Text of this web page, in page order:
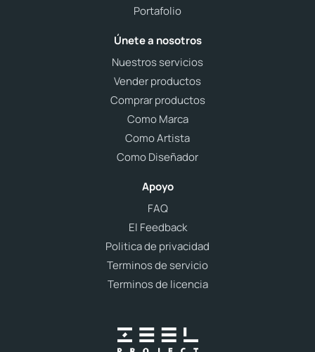
Portafolio
Únete a nosotros
Nuestros servicios
Vender productos
Comprar productos
Como Marca
Como Artista
Como Diseñador
Apoyo
FAQ
El Feedback
Politica de privacidad
Terminos de servicio
Terminos de licencia